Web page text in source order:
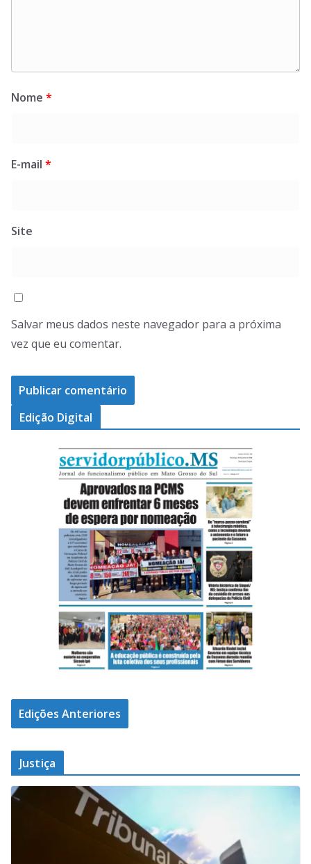
Nome *
E-mail *
Site
Salvar meus dados neste navegador para a próxima
vez que eu comentar.
Edição Digital
Edições Anteriores
Justiça